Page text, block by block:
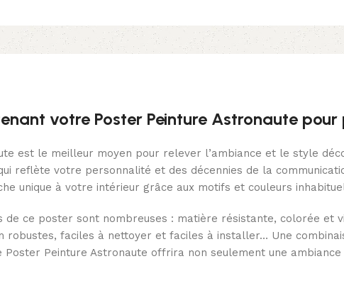
votre Poster Peinture Astronaute
est le meilleur moyen pour relever l’ambiance et le style
reflète votre personnalité et des décennies de la
unique à votre intérieur grâce aux motifs et couleurs
de ce poster sont nombreuses : matière résistante, colorée
robustes, faciles à nettoyer et faciles à installer… Une
Poster Peinture Astronaute offrira non seulement une